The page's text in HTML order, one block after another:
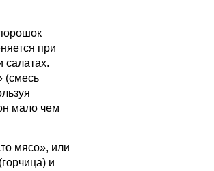
при
салатах.
(смесь
мало чем
мясо», или
и